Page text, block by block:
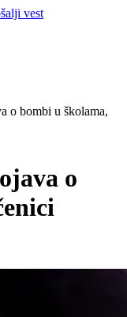
vest
o bombi u školama,
o